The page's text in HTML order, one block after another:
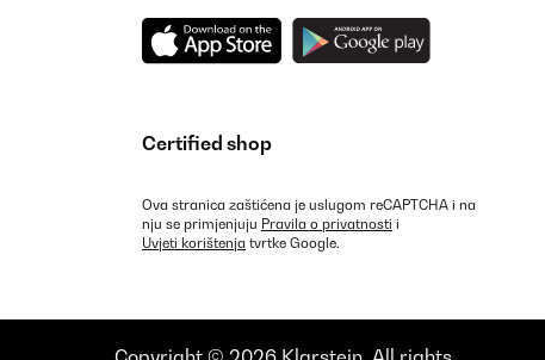
Certified shop
Ova stranica zaštićena je uslugom reCAPTCHA i na
nju se primjenjuju Pravila o privatnosti i
Uvjeti korištenja tvrtke Google.